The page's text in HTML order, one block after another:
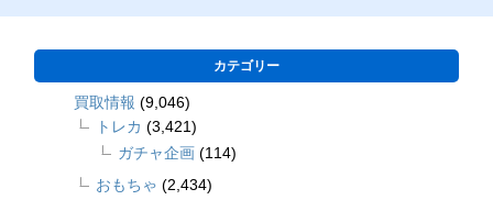
カテゴリー
買取情報 (9,046)
トレカ (3,421)
ガチャ企画 (114)
おもちゃ (2,434)